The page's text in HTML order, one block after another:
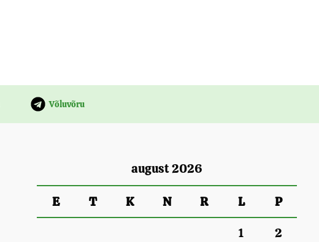
Võluvõru
august 2026
E T K N R L
P
1
2